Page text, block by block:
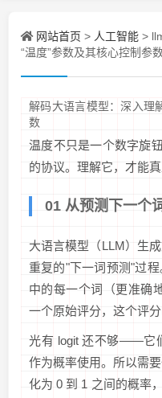
网站首页 > 人工智能 >
“温度”参数及其核心控制参
解码大语言模型：深入理
数
温度不只是一个数字旋
的协议。理解它，才能
01 从预测下一个
大语言模型（LLM）生
重复的"下一词预测"过
中的每一个词（更准确
一个原始评分，这个评
光有 logit 还不够——它
作为概率使用。所以需
化为 0 到 1 之间的概率